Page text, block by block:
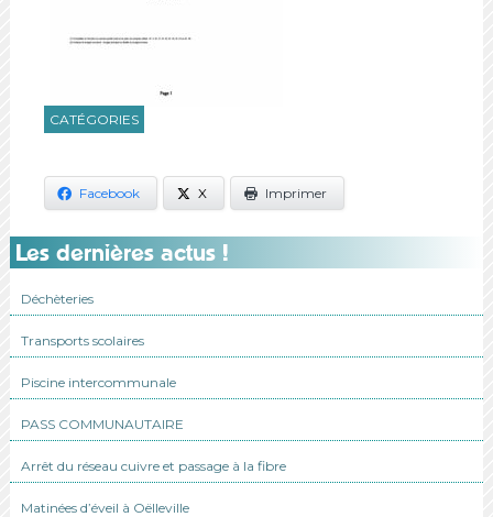
CATÉGORIES
Facebook X Imprimer
Les dernières actus !
Déchèteries
Transports scolaires
Piscine intercommunale
PASS COMMUNAUTAIRE
Arrêt du réseau cuivre et passage à la fibre
Matinées d’éveil à Oëlleville